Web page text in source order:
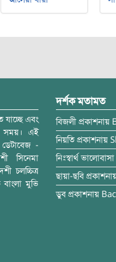
যাচ্ছে এবং
সময়। এই
-
সিনেমা
চলচ্চিত্র
মুভি
দর্শক মতামত
বিজলী প্রকাশনায়
নিয়তি প্রকাশনায়
নিঃস্বার্থ ভালোবাসা
ছায়া-ছবি
ডুব প্রকাশনায়